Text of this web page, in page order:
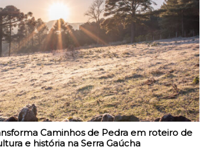
Caminhos de Pedra em roteiro de
e história na Serra Gaúcha